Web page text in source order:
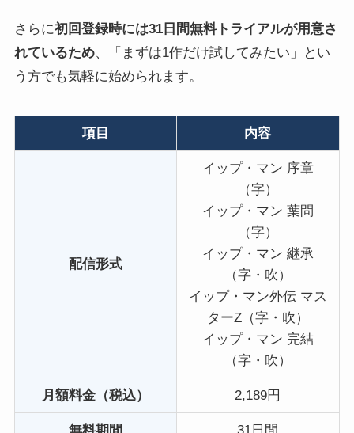
さらに初回登録時には31日間無料トライアルが用意さ
れているため、「まずは1作だけ試してみたい」とい
う方でも気軽に始められます。
項目 内容
配信形式
イップ・マン 序章
（字）
イップ・マン 葉問
（字）
イップ・マン 継承
（字・吹）
イップ・マン外伝 マス
ターZ（字・吹）
イップ・マン 完結
（字・吹）
月額料金（税込） 2,189円
無料期間 31日間